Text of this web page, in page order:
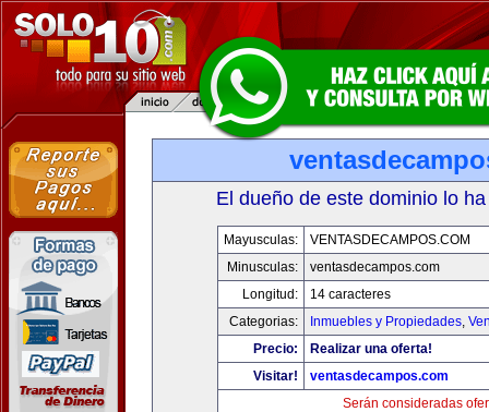
El dueño de este dominio lo
Mayusculas:
VENTASDECAMPOS.COM
Minusculas:
ventasdecampos.com
Longitud:
14 caracteres
Categorias:
Inmuebles y Propiedades,
Precio:
Realizar una oferta!
Visitar!
ventasdecampos.com
Serán consideradas